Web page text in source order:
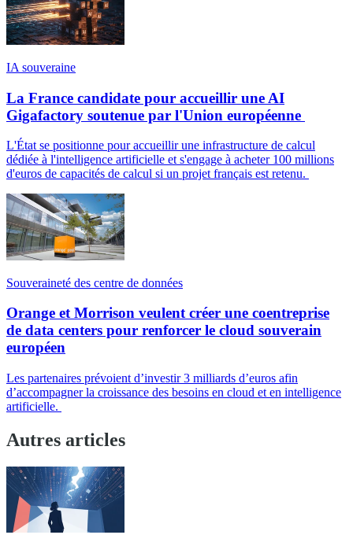
IA souveraine
La France candidate pour accueillir une AI
Gigafactory soutenue par l'Union européenne
L'État se positionne pour accueillir une infrastructure de calcul
dédiée à l'intelligence artificielle et s'engage à acheter 100 millions
d'euros de capacités de calcul si un projet français est retenu.
Souveraineté des centre de données
Orange et Morrison veulent créer une coentreprise
de data centers pour renforcer le cloud souverain
européen
Les partenaires prévoient d’investir 3 milliards d’euros afin
d’accompagner la croissance des besoins en cloud et en intelligence
artificielle.
Autres articles